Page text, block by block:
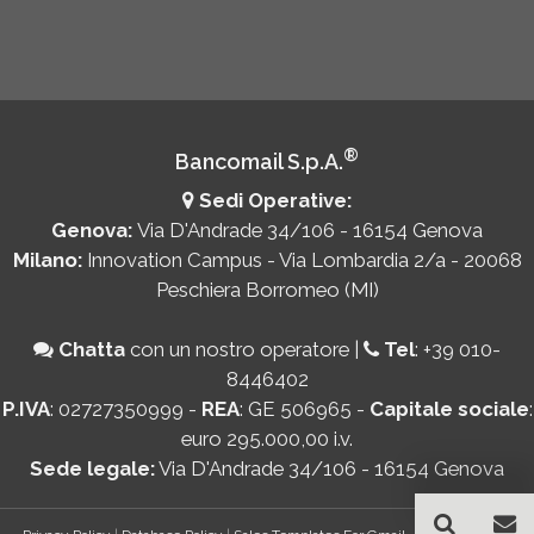
Bancomail S.p.A.®
Sedi Operative:
Genova: Via D'Andrade 34/106 - 16154 Genova
Milano: Innovation Campus - Via Lombardia 2/a - 20068
Peschiera Borromeo (MI)
Chatta con un nostro operatore | Tel: +39 010-
8446402
P.IVA: 02727350999 - REA: GE 506965 - Capitale sociale:
euro 295.000,00 i.v.
Sede legale:Via D'Andrade 34/106 - 16154 Genova